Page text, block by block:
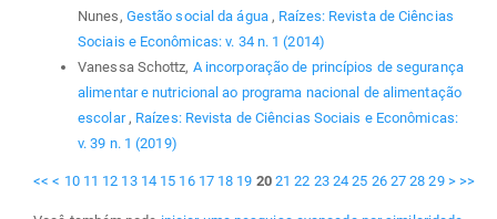
Nunes, Gestão social da água , Raízes: Revista de Ciências
Sociais e Econômicas: v. 34 n. 1 (2014)
Vanessa Schottz, A incorporação de princípios de segurança
alimentar e nutricional ao programa nacional de alimentação
escolar , Raízes: Revista de Ciências Sociais e Econômicas:
v. 39 n. 1 (2019)
<< < 10 11 12 13 14 15 16 17 18 19 20 21 22 23 24 25 26 27 28 29 > >>